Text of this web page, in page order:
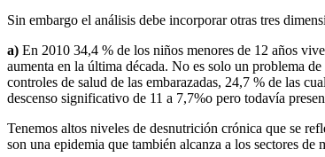
Sin embargo el análisis debe incorporar otras tres
a) En 2010 34,4 % de los niños menores de 12 años
aumenta en la última década. No es solo un problema
controles de salud de las embarazadas, 24,7 % de las
descenso significativo de 11 a 7,7%o pero todavía
Tenemos altos niveles de desnutrición crónica que se
son una epidemia que también alcanza a los sectores